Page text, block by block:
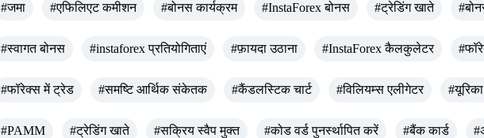
#जमा #एफिलिएट कमीशन #बोनस कार्यक्रम #InstaForex बोनस #ट्रेडिंग खाते
#स्वागत बोनस #instaforex प्रतियोगिताएं #फ़ायदा उठाना #InstaForex कैलकुलेटर
#फॉरेक्स में ट्रेड #समष्टि आर्थिक संकेतक #कैंडलस्टिक चार्ट #विलियम्स एलीगेटर
#PAMM #ट्रेडिंग खाते #सक्रिय स्वैप मुक्त #कोड वर्ड पुनर्स्थापित करें #बैंक कार्ड